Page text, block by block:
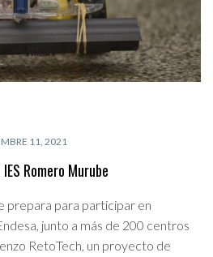
11, 2021
Romero Murube
prepara para participar en
junto a más de 200 centros
RetoTech, un proyecto de